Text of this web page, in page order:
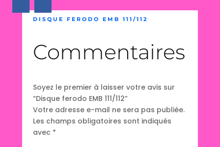
DISQUE FERODO EMB 111/112
Commentaires
Soyez le premier à laisser votre avis sur
“Disque ferodo EMB 111/112”
Votre adresse e-mail ne sera pas publiée.
Les champs obligatoires sont indiqués
avec *